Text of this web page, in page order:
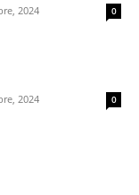
2024 0
2024 0